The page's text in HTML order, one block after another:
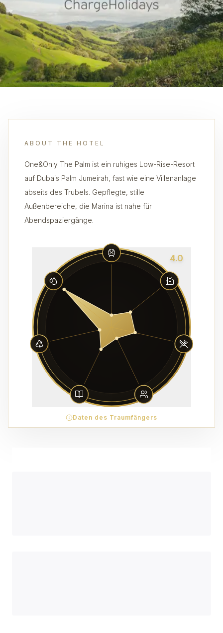
ABOUT THE HOTEL
One&Only The Palm ist ein ruhiges Low-Rise-Resort
auf Dubais Palm Jumeirah, fast wie eine Villenanlage
abseits des Trubels. Gepflegte, stille
Außenbereiche, die Marina ist nahe für
Abendspaziergänge.
4.0
Daten des Traumfängers